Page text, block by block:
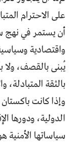
على الاحترام
أن يستمر في نهج
واقتصادية
يُبنى بالقصف، ولا
بالثقة
وإذا كانت
الدولية، ودورها
سياساتها الأمنية